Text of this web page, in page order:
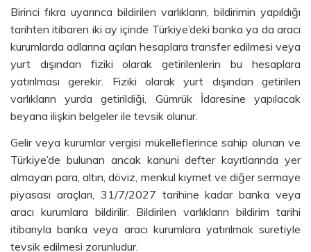
Birinci fıkra uyarınca bildirilen varlıkların, bildirimin yapıldığı
tarihten itibaren iki ay içinde Türkiye’deki banka ya da aracı
kurumlarda adlarına açılan hesaplara transfer edilmesi veya
yurt dışından fiziki olarak getirilenlerin bu hesaplara
yatırılması gerekir. Fiziki olarak yurt dışından getirilen
varlıkların yurda getirildiği, Gümrük İdaresine yapılacak
beyana ilişkin belgeler ile tevsik olunur.
Gelir veya kurumlar vergisi mükelleflerince sahip olunan ve
Türkiye’de bulunan ancak kanuni defter kayıtlarında yer
almayan para, altın, döviz, menkul kıymet ve diğer sermaye
piyasası araçları, 31/7/2027 tarihine kadar banka veya
aracı kurumlara bildirilir. Bildirilen varlıkların bildirim tarihi
itibarıyla banka veya aracı kurumlara yatırılmak suretiyle
tevsik edilmesi zorunludur.